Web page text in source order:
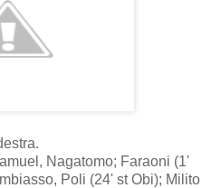
Nagatomo; Faraoni (1'
Poli (24' st Obi); Milito